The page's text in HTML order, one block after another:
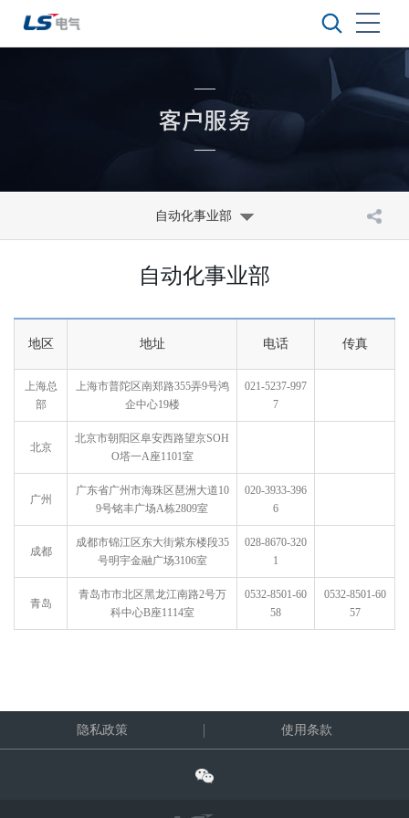
自动化事业部
自动化事业部
地区 地址 电话 传真
上海总
部
上海市普陀区南郑路355弄9号鸿
企中心19楼
021-5237-997
7
北京
北京市朝阳区阜安西路望京SOH
O塔一A座1101室
广州
广东省广州市海珠区琶洲大道10
9号铭丰广场A栋2809室
020-3933-396
6
成都
成都市锦江区东大街紫东楼段35
号明宇金融广场3106室
028-8670-320
1
青岛
青岛市市北区黑龙江南路2号万
科中心B座1114室
0532-8501-60
58
0532-8501-60
57
隐私政策 使用条款